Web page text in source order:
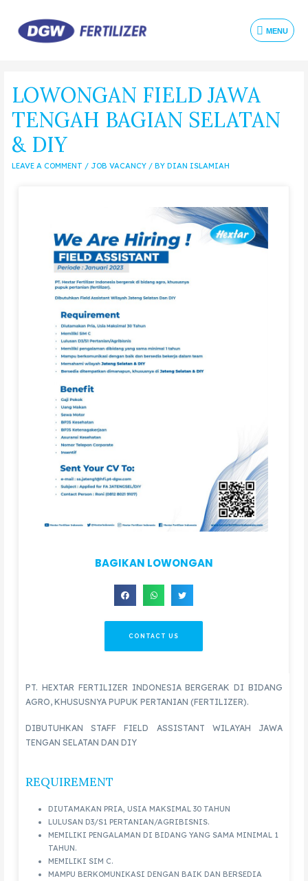
MENU
LOWONGAN FIELD JAWA
TENGAH BAGIAN SELATAN
& DIY
LEAVE A COMMENT / JOB VACANCY/ BY DIAN ISLAMIAH
BAGIKAN LOWONGAN
CONTACT US
PT. HEXTAR FERTILIZER INDONESIA BERGERAK DI BIDANG
AGRO, KHUSUSNYA PUPUK PERTANIAN (FERTILIZER).
DIBUTUHKAN STAFF FIELD ASSISTANT WILAYAH JAWA
TENGAN SELATAN DAN DIY
REQUIREMENT
DIUTAMAKAN PRIA, USIA MAKSIMAL 30 TAHUN
LULUSAN D3/S1 PERTANIAN/AGRIBISNIS.
MEMILIKI PENGALAMAN DI BIDANG YANG SAMA MINIMAL 1
TAHUN.
MEMILIKI SIM C.
MAMPU BERKOMUNIKASI DENGAN BAIK DAN BERSEDIA